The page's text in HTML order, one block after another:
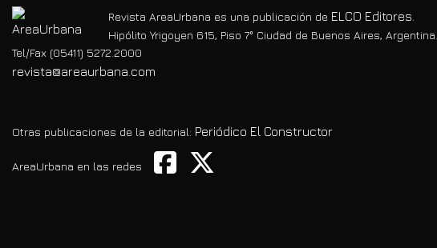
Revista AreaUrbana es una publicación de ELCO Editores.
Hipólito Yrigoyen 615, Piso 7° Ciudad de Buenos Aires, Argentina.
Tel/Fax (05411) 5272.2000
revista@areaurbana.com
Otras publicaciones de la editorial: Periódico El Constructor
AreaUrbana en las redes